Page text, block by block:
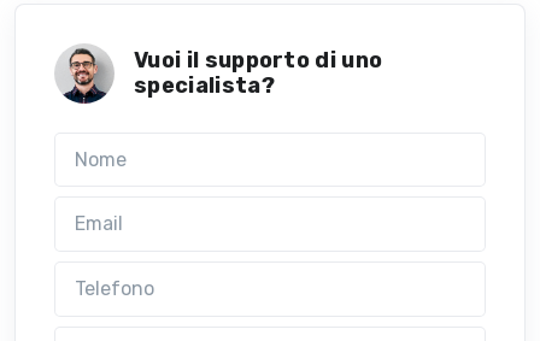
Vuoi il supporto di uno
specialista?